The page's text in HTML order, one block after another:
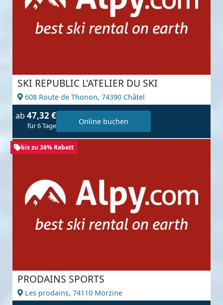
SKI REPUBLIC L'ATELIER DU SKI
608 Route de Thonon, 74390 Châtel
ab 47,32 €
für 6 Tage Online buchen
bis zu 38% Rabatt
PRODAINS SPORTS
Les prodains, 74110 Morzine